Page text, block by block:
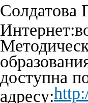
доступна
адресу: